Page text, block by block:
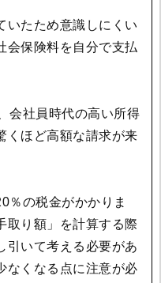
いたため意識しにくい
会保険料を自分で支払
会社員時代の高い所得
くほど高額な請求が来
％の税金がかかりま
取り額」を計算する際
引いて考える必要があ
なくなる点に注意が必